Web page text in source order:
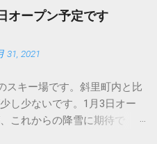
今までは、登ったら車体ご
頂点から今度は地面にドン
接地面をとらえてるという
んなの当たり前かもしれませ
ログで何回か紹介していま
リノート社製バイソンＸ
オープン予定です
31, 2021
スキー場です。斜里町内と比
し少ないです。1月3日オー
これからの降雪に期待で